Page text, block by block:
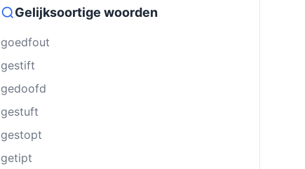
Gelijksoortige woorden
goedfout
gestift
gedoofd
gestuft
gestopt
getipt